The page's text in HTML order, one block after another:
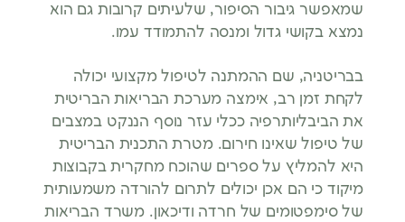
שמאפשר גיבור הסיפור, שלעיתים קרובות גם הוא
נמצא בקושי גדול ומנסה להתמודד עמו.
בבריטניה, שם ההמתנה לטיפול מקצועי יכולה
לקחת זמן רב, אימצה מערכת הבריאות הבריטית
את הביבליותרפיה ככלי עזר נוסף הננקט במצבים
של טיפול שאינו חירום. מטרת התכנית הבריטית
היא להמליץ על ספרים שהוכח מחקרית בקבוצות
מיקוד כי הם אכן יכולים לתרום להורדה משמעותית
של סימפטומים של חרדה ודיכאון. משרד הבריאות